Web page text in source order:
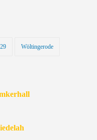
Wöltingerode